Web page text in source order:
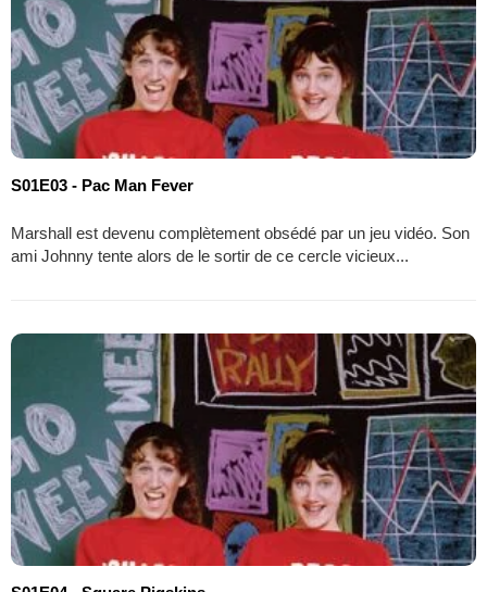
S01E03 - Pac Man Fever
Marshall est devenu complètement obsédé par un jeu vidéo. Son
ami Johnny tente alors de le sortir de ce cercle vicieux...